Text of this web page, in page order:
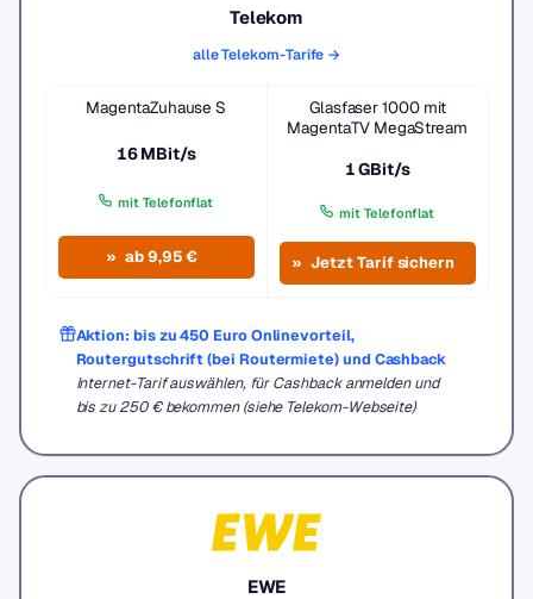
Telekom
alle Telekom-Tarife →
MagentaZuhause S
16 MBit/s
mit Telefonflat
ab 9,95 €
Glasfaser 1000 mit
MagentaTV MegaStream
1 GBit/s
mit Telefonflat
Jetzt Tarif sichern
Aktion: bis zu 450 Euro Onlinevorteil,
Routergutschrift (bei Routermiete) und Cashback
Internet-Tarif auswählen, für Cashback anmelden und
bis zu 250 € bekommen (siehe Telekom-Webseite)
EWE